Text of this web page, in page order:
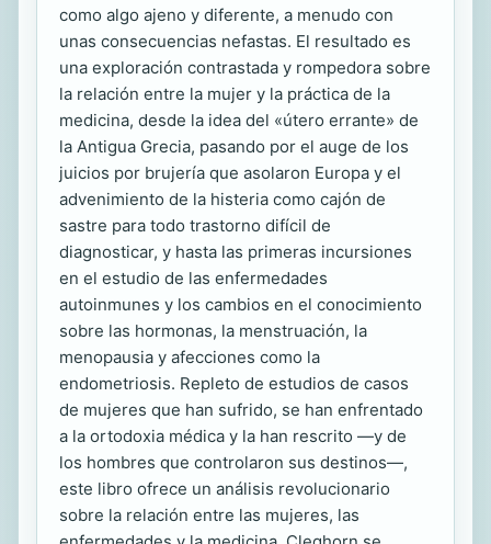
como algo ajeno y diferente, a menudo con
unas consecuencias nefastas. El resultado es
una exploración contrastada y rompedora sobre
la relación entre la mujer y la práctica de la
medicina, desde la idea del «útero errante» de
la Antigua Grecia, pasando por el auge de los
juicios por brujería que asolaron Europa y el
advenimiento de la histeria como cajón de
sastre para todo trastorno difícil de
diagnosticar, y hasta las primeras incursiones
en el estudio de las enfermedades
autoinmunes y los cambios en el conocimiento
sobre las hormonas, la menstruación, la
menopausia y afecciones como la
endometriosis. Repleto de estudios de casos
de mujeres que han sufrido, se han enfrentado
a la ortodoxia médica y la han rescrito —y de
los hombres que controlaron sus destinos—,
este libro ofrece un análisis revolucionario
sobre la relación entre las mujeres, las